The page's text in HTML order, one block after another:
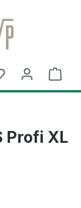
Profi XL